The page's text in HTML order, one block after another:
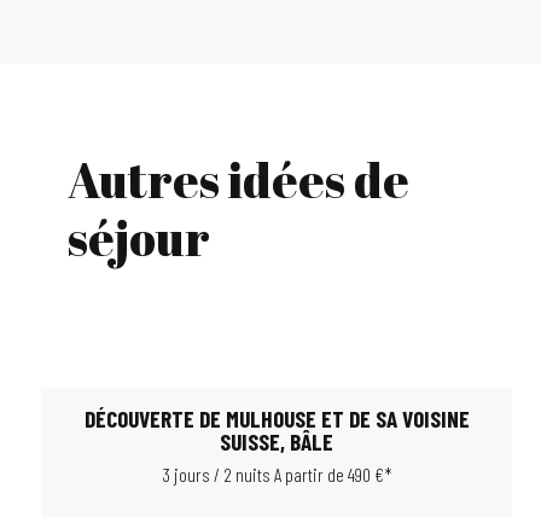
Autres idées de
séjour
DÉCOUVERTE DE MULHOUSE ET DE SA VOISINE
SUISSE, BÂLE
3 jours / 2 nuits A partir de 490 €*